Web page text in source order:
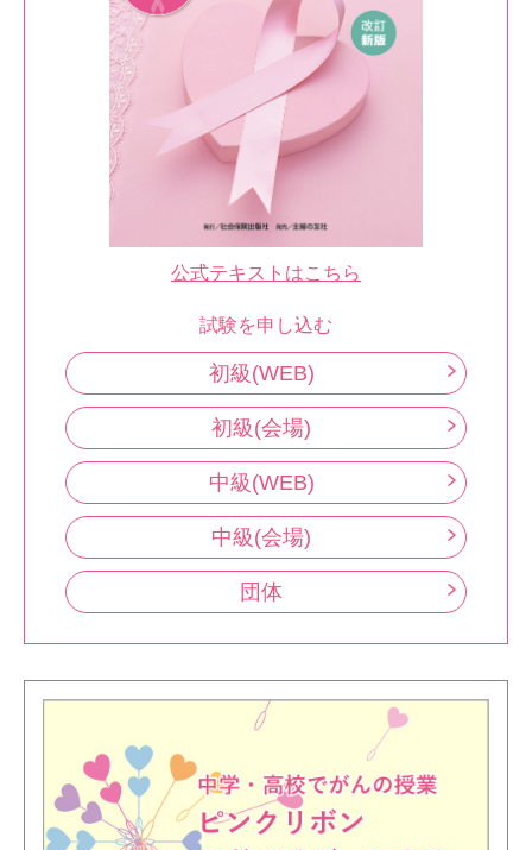
公式テキストはこちら
試験を申し込む
初級(WEB)
初級(会場)
中級(WEB)
中級(会場)
団体